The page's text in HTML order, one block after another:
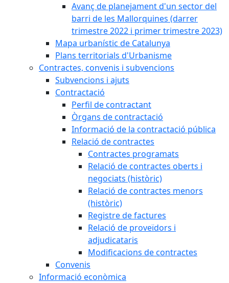
Avanç de planejament d'un sector del
barri de les Mallorquines (darrer
trimestre 2022 i primer trimestre 2023)
Mapa urbanístic de Catalunya
Plans territorials d'Urbanisme
Contractes, convenis i subvencions
Subvencions i ajuts
Contractació
Perfil de contractant
Òrgans de contractació
Informació de la contractació pública
Relació de contractes
Contractes programats
Relació de contractes oberts i
negociats (històric)
Relació de contractes menors
(històric)
Registre de factures
Relació de proveïdors i
adjudicataris
Modificacions de contractes
Convenis
Informació econòmica